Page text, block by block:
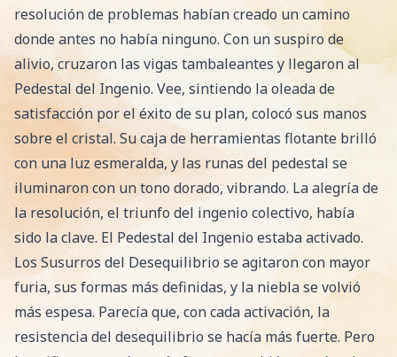
resolución de problemas habían creado un camino
donde antes no había ninguno. Con un suspiro de
alivio, cruzaron las vigas tambaleantes y llegaron al
Pedestal del Ingenio. Vee, sintiendo la oleada de
satisfacción por el éxito de su plan, colocó sus manos
sobre el cristal. Su caja de herramientas flotante brilló
con una luz esmeralda, y las runas del pedestal se
iluminaron con un tono dorado, vibrando. La alegría de
la resolución, el triunfo del ingenio colectivo, había
sido la clave. El Pedestal del Ingenio estaba activado.
Los Susurros del Desequilibrio se agitaron con mayor
furia, sus formas más definidas, y la niebla se volvió
más espesa. Parecía que, con cada activación, la
resistencia del desequilibrio se hacía más fuerte. Pero